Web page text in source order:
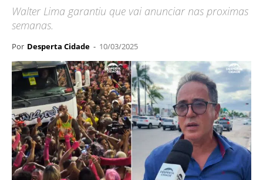
Walter Lima garantiu que vai anunciar nas proximas
semanas.
Por Desperta Cidade - 10/03/2025